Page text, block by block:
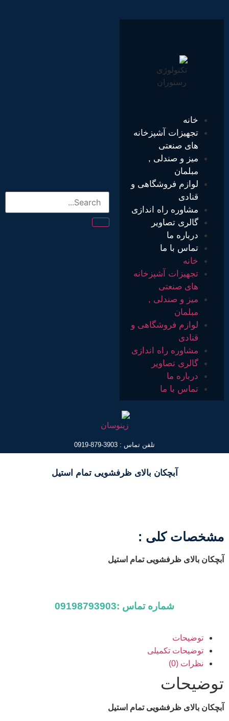
خانه
تجهیزات آشپزخانه
های صنعتی
میز و صندلی ,
مبلمان
لوازم فروشگاهی و
قنادی
مشاوره راه اندازی
گالری تصاویر
درباره ما
تماس با ما
خانه
تجهیزات آشپزخانه
های صنعتی
میز و صندلی ,
مبلمان
لوازم فروشگاهی و
قنادی
مشاوره راه اندازی
گالری تصاویر
درباره ما
تماس با ما
تلفن تماس : 3903-879-0919
آبچکان بالای ظرفشویی تمام استیل
مشخصات کلی :
آبچکان بالای ظرفشویی تمام استیل
شماره تماس :09198793903
توضیحات
توضیحات تکمیلی
نظرات (0)
توضیحات
آبچکان بالای ظرفشویی تمام استیل